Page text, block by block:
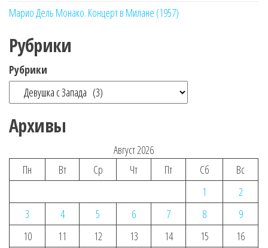
Марио Дель Монако. Концерт в Милане (1957)
Рубрики
Рубрики
Архивы
Август 2026
Пн
Вт Ср Чт Пт Сб
Вс
1
2
3
4 5 6 7 8
9
10
11 12 13 14 15
16